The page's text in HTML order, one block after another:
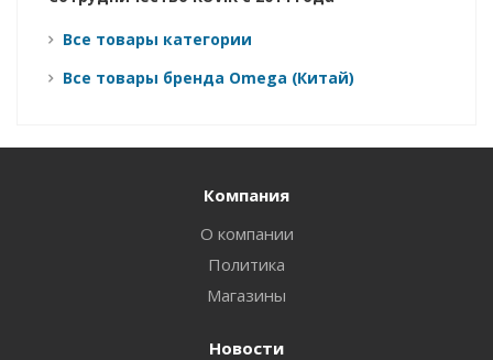
Все товары категории
Все товары бренда Omega (Китай)
Компания
О компании
Политика
Магазины
Новости